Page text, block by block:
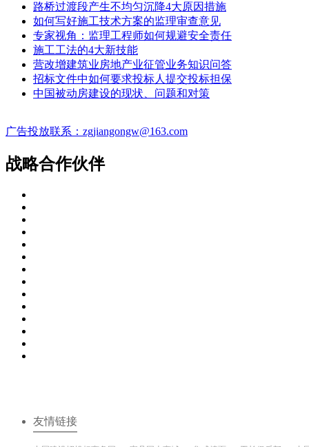
路桥过渡段产生不均匀沉降4大原因措施
如何写好施工技术方案的监理审查意见
专家视角：监理工程师如何规避安全责任
施工工法的4大新技能
营改增建筑业房地产业征管业务知识问答
招标文件中如何要求投标人提交投标担保
中国被动房建设的现状、问题和对策
广告投放联系：zgjiangongw@163.com
战略合作伙伴
友情链接